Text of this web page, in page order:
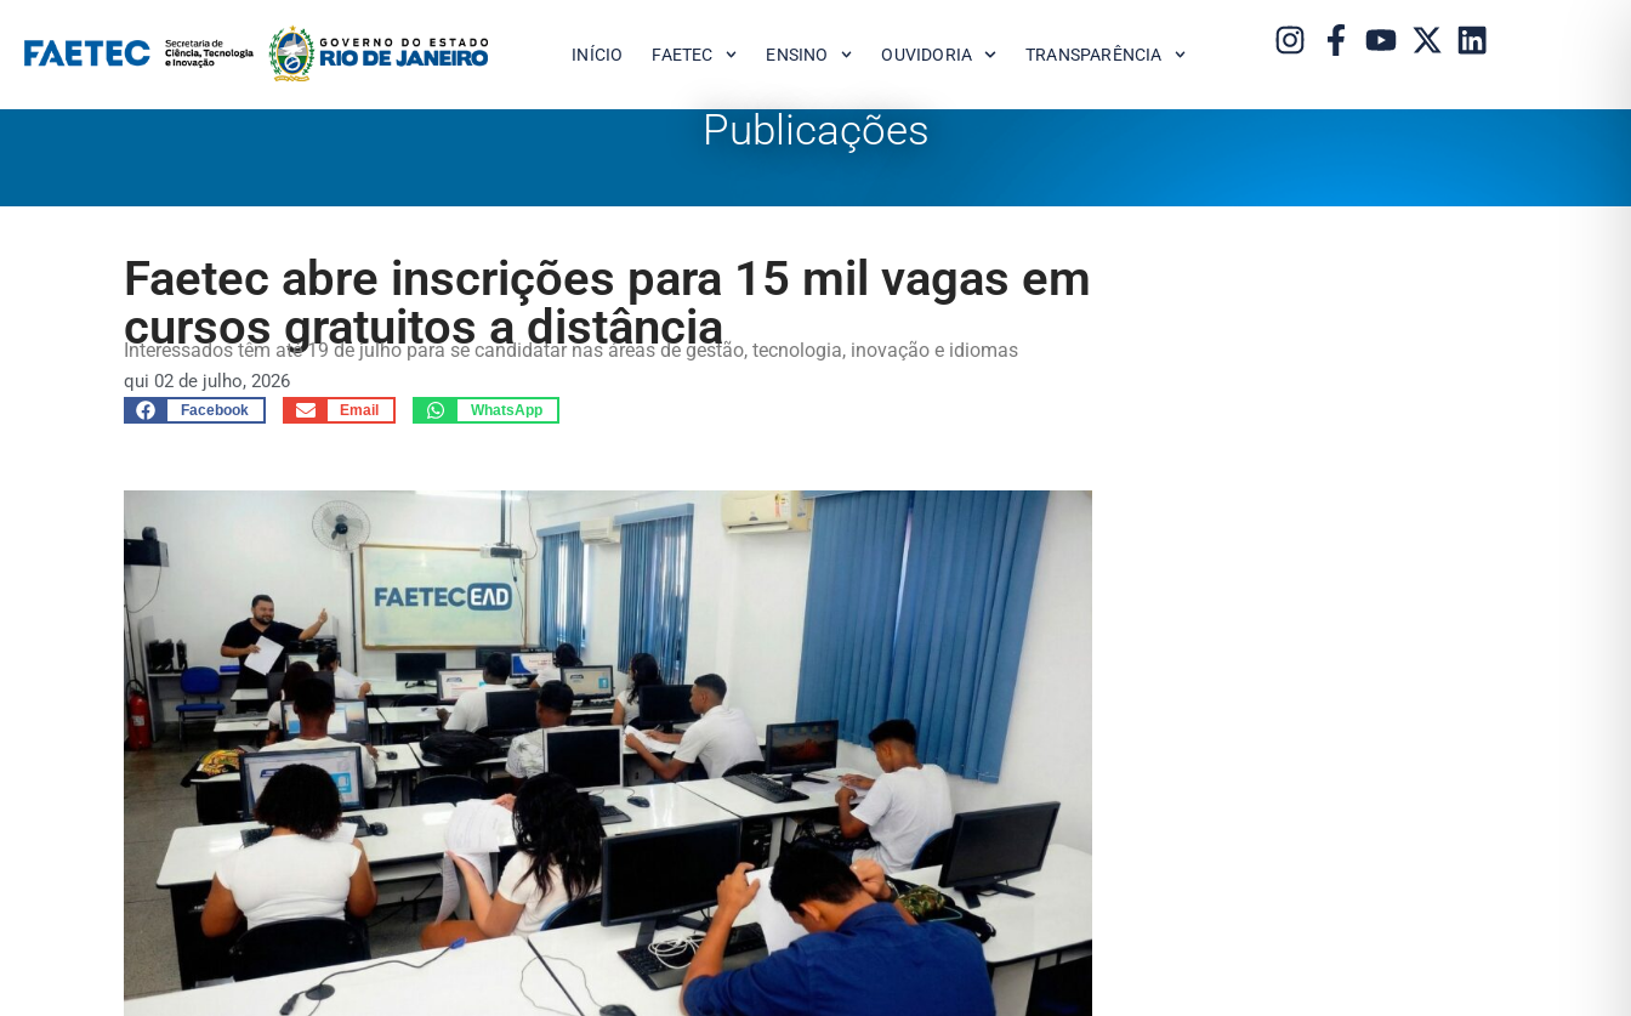
Pular
INÍCIO FAETEC ENSINO OUVIDORIA TRANSPARÊNCIA
Publicações
Faetec abre inscrições para 15 mil vagas em
cursos gratuitos a distância
Interessados têm até 19 de julho para se candidatar nas áreas de gestão, tecnologia, inovação e idiomas
qui 02 de julho, 2026
Facebook Email WhatsApp